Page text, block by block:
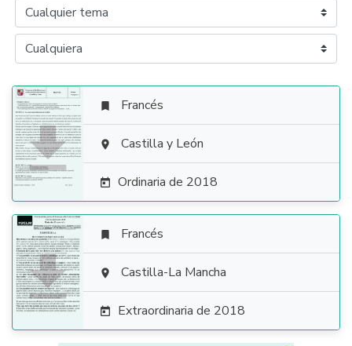

 Francés
 Castilla y León
 Ordinaria de 2018

 Francés
 Castilla-La Mancha
 Extraordinaria de 2018